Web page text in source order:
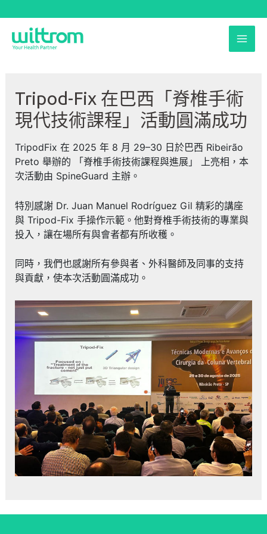
至
Tripod-Fix 在巴西「脊椎手術
現代技術課程」活動圓滿成功
TripodFix 在 2025 年 8 月 29–30 日於巴西 Ribeirão
Preto 舉辦的 「脊椎手術技術課程與進展」 上亮相，本
次活動由 SpineGuard 主辦。
特別感謝 Dr. Juan Manuel Rodríguez Gil 精彩的講座
與 Tripod-Fix 手操作示範。他對脊椎手術技術的專業與
投入，讓在場所有與會者都有所收穫。
同時，我們也感謝所有參與者、外科醫師及同事的支持
與貢獻，使本次活動圓滿成功。